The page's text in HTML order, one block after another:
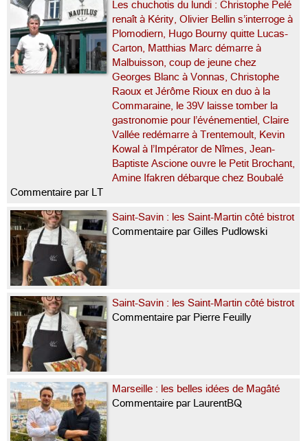
Les chuchotis du lundi : Christophe Pelé
renaît à Kérity, Olivier Bellin s’interroge à
Plomodiern, Hugo Bourny quitte Lucas-
Carton, Matthias Marc démarre à
Malbuisson, coup de jeune chez
Georges Blanc à Vonnas, Christophe
Raoux et Jérôme Rioux en duo à la
Commaraine, le 39V laisse tomber la
gastronomie pour l’événementiel, Claire
Vallée redémarre à Trentemoult, Kevin
Kowal à l’Impérator de Nîmes, Jean-
Baptiste Ascione ouvre le Petit Brochant,
Amine Ifakren débarque chez Boubalé
Commentaire par LT
Saint-Savin : les Saint-Martin côté bistrot
Commentaire par Gilles Pudlowski
Saint-Savin : les Saint-Martin côté bistrot
Commentaire par Pierre Feuilly
Marseille : les belles idées de Magâté
Commentaire par LaurentBQ